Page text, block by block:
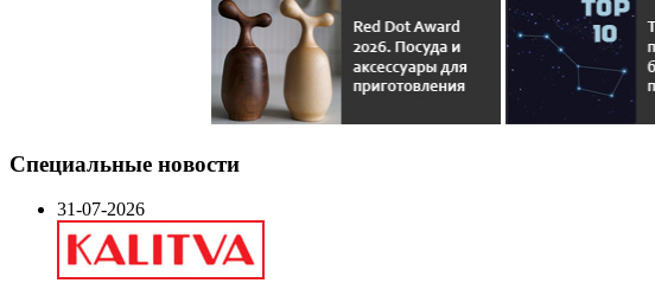
Специальные новости
31-07-2026